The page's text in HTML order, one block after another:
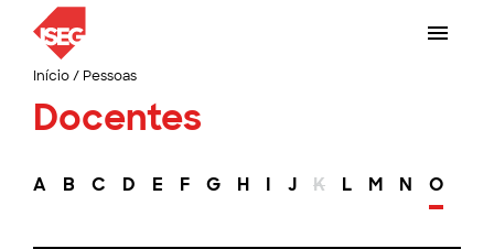
Início/ Pessoas
Docentes
A B C D E F G H I J K L M N O